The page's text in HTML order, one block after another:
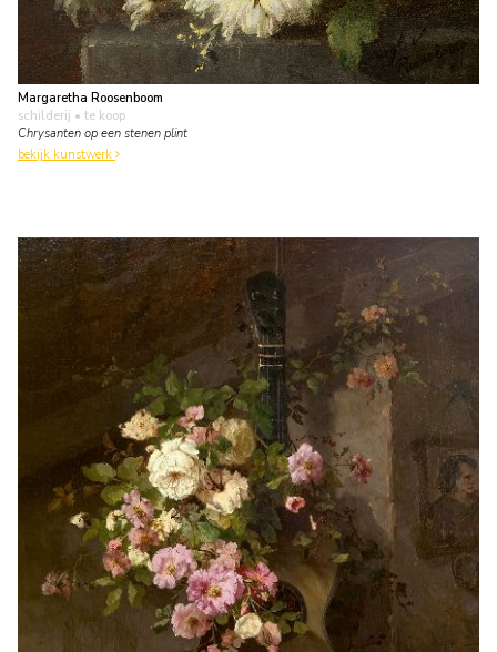
Margaretha Roosenboom
schilderij • te koop
Chrysanten op een stenen plint
bekijk kunstwerk